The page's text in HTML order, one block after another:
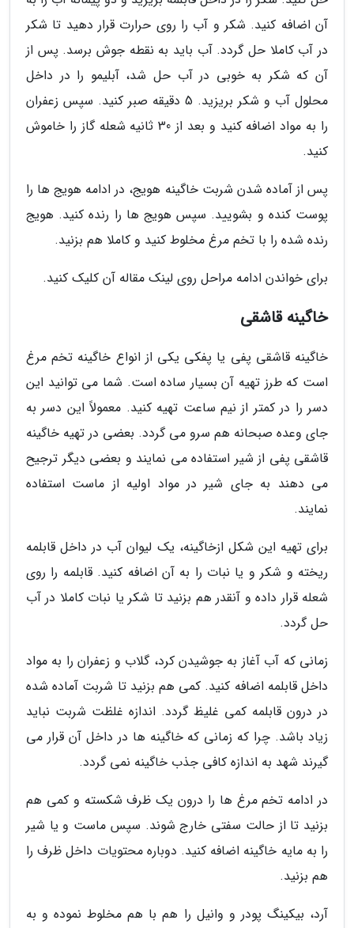
آن اضافه کنید. شکر و آب را روی حرارت قرار دهید تا شکر
در آب کاملا حل گردد. آب باید به نقطه جوش برسد. پس از
آن که شکر به خوبی در آب حل شد، آبلیمو را در داخل
محلول آب و شکر بریزید. 5 دقیقه صبر کنید. سپس زعفران
را به مواد اضافه کنید و بعد از 30 ثانیه شعله گاز را خاموش
کنید.
پس از آماده شدن شربت خاگینه هویج، در ادامه هویج ها را
پوست کنده و بشویید. سپس هویج ها را رنده کنید. هویج
رنده شده را با تخم مرغ مخلوط کنید و کاملا هم بزنید.
برای خواندن ادامه مراحل روی لینک مقاله آن کلیک کنید.
خاگینه قاشقی
خاگینه قاشقی پفی یا پفکی یکی از انواع خاگینه تخم مرغ
است که طرز تهیه آن بسیار ساده است. شما می توانید این
دسر را در کمتر از نیم ساعت تهیه کنید. معمولاً این دسر به
جای وعده صبحانه هم سرو می گردد. بعضی در تهیه خاگینه
قاشقی پفی از شیر استفاده می نمایند و بعضی دیگر ترجیح
می دهند به جای شیر در مواد اولیه از ماست استفاده
نمایند.
برای تهیه این شکل ازخاگینه، یک لیوان آب در داخل قابلمه
ریخته و شکر و یا نبات را به آن اضافه کنید. قابلمه را روی
شعله قرار داده و آنقدر هم بزنید تا شکر یا نبات کاملا در آب
حل گردد.
زمانی که آب آغاز به جوشیدن کرد، گلاب و زعفران را به مواد
داخل قابلمه اضافه کنید. کمی هم بزنید تا شربت آماده شده
در درون قابلمه کمی غلیظ گردد. اندازه غلظت شربت نباید
زیاد باشد. چرا که زمانی که خاگینه ها در داخل آن قرار می
گیرند شهد به اندازه کافی جذب خاگینه نمی گردد.
در ادامه تخم مرغ ها را درون یک ظرف شکسته و کمی هم
بزنید تا از حالت سفتی خارج شوند. سپس ماست و یا شیر
را به مایه خاگینه اضافه کنید. دوباره محتویات داخل ظرف را
هم بزنید.
آرد، بیکینگ پودر و وانیل را هم با هم مخلوط نموده و به